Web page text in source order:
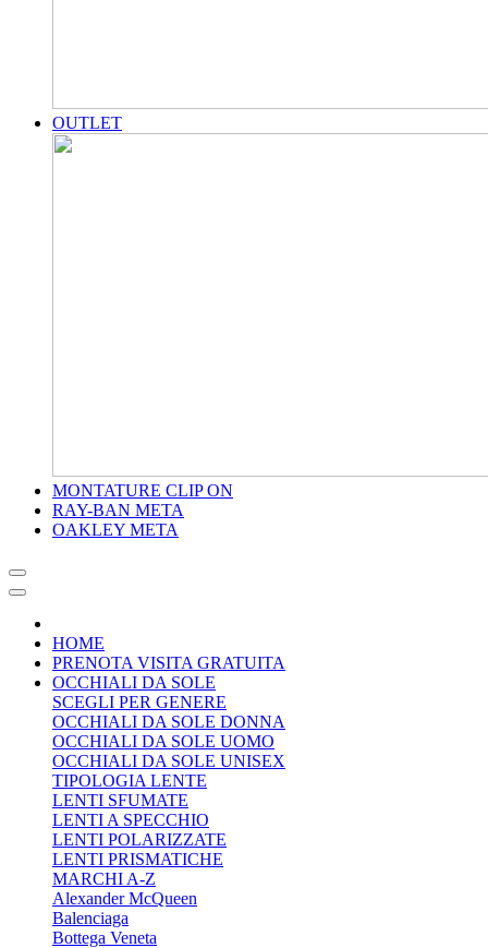
OUTLET
MONTATURE CLIP ON
RAY-BAN META
OAKLEY META
HOME
PRENOTA VISITA GRATUITA
OCCHIALI DA SOLE
SCEGLI PER GENERE
OCCHIALI DA SOLE DONNA
OCCHIALI DA SOLE UOMO
OCCHIALI DA SOLE UNISEX
TIPOLOGIA LENTE
LENTI SFUMATE
LENTI A SPECCHIO
LENTI POLARIZZATE
LENTI PRISMATICHE
MARCHI A-Z
Alexander McQueen
Balenciaga
Bottega Veneta